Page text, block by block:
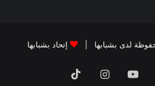
إتحاد بشبابها
‫YouTubeانستقرام